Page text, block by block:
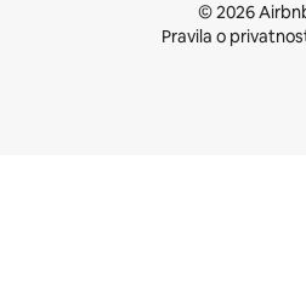
© 2026
Pravila o